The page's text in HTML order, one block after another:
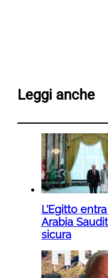
Leggi anche
L’Egitto
Arabia
sicura